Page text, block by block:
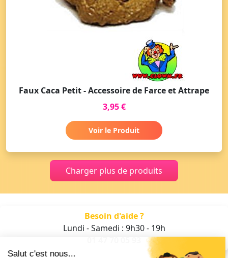
Faux Caca Petit - Accessoire de Farce et Attrape
3,95 €
Voir le Produit
Charger plus de produits
Besoin d'aide ?
Lundi - Samedi : 9h30 - 19h